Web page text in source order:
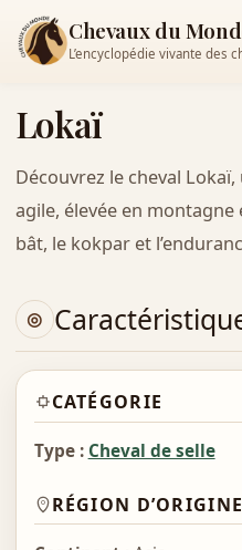
Chevaux du
L’encyclopédie vivante des
Lokaï
Découvrez le cheval
agile, élevée en
bât, le kokpar et
CATÉGORIE
Type : Cheval de selle
RÉGION D’ORIGINE